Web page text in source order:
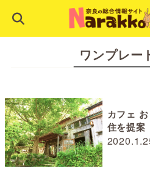
ワンプレー
カフェ
住を提案